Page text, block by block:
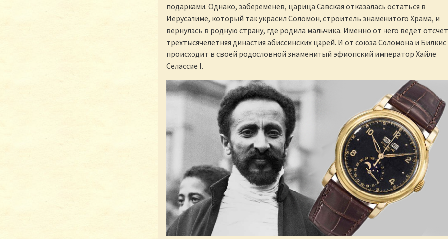
подарками. Однако, забеременев, царица Савская отказалась остаться в
Иерусалиме, который так украсил Соломон, строитель знаменитого Храма, и
вернулась в родную страну, где родила мальчика. Именно от него ведёт отсчёт
трёхтысячелетняя династия абиссинских царей. И от союза Соломона и Билкис
происходит в своей родословной знаменитый эфиопский император Хайле
Селассие I.